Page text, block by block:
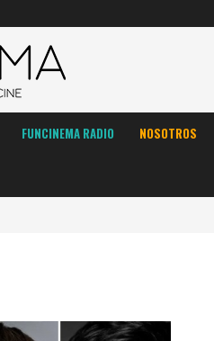
FUNCINEMA RADIO NOSOTROS